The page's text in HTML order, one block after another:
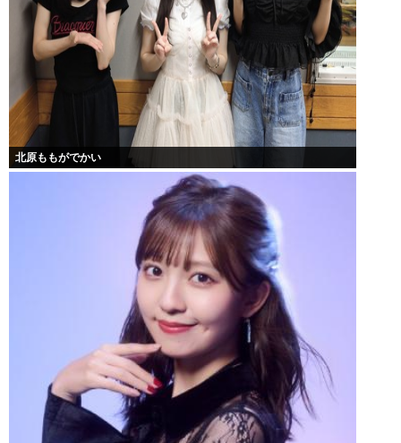
北原ももがでかい